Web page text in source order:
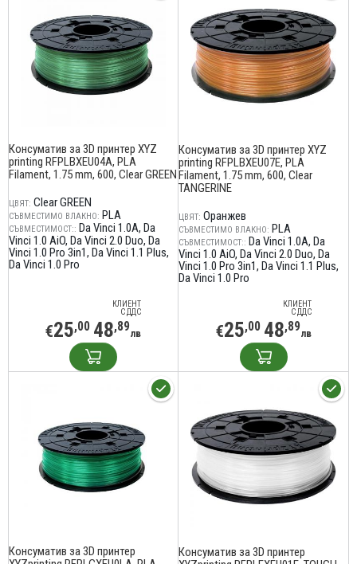
Консуматив за 3D принтер XYZ
printing RFPLBXEU04A, PLA
Filament, 1.75 mm, 600, Clear GREEN
ЦВЯТ: Clear GREEN
СЪВМЕСТИМО ВЛАКНО: PLA
СЪВМЕСТИМОСТ:: Da Vinci 1.0A Da
Vinci 1.0 AiO Da Vinci 2.0 Duo Da
Vinci 1.0 Pro 3in1 Da Vinci 1.1 Plus
Da Vinci 1.0 Pro
КЛИЕНТ
С ДДС
€25,00 48,89лв
Консуматив за 3D принтер XYZ
printing RFPLBXEU07E, PLA
Filament, 1.75 mm, 600, Clear
TANGERINE
ЦВЯТ: Оранжев
СЪВМЕСТИМО ВЛАКНО: PLA
СЪВМЕСТИМОСТ:: Da Vinci 1.0A Da
Vinci 1.0 AiO Da Vinci 2.0 Duo Da
Vinci 1.0 Pro 3in1 Da Vinci 1.1 Plus
Da Vinci 1.0 Pro
КЛИЕНТ
С ДДС
€25,00 48,89лв
Консуматив за 3D принтер
Консуматив за 3D принтер